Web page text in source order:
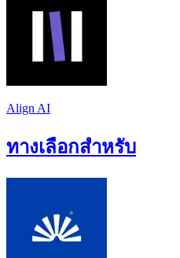
Align AI
ทางเลือกสำหรับ